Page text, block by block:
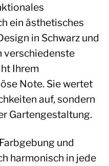
ein ästhetisches
in Schwarz und
verschiedenste
Ihrem
Note. Sie wertet
auf, sondern
Gartengestaltung.
und
harmonisch in jede